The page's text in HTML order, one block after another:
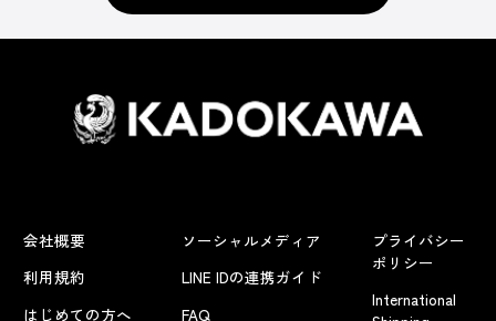
会社概要
利用規約
はじめての方へ
ソーシャルメディア
LINE IDの連携ガイド
FAQ
プライバシー
ポリシー
International